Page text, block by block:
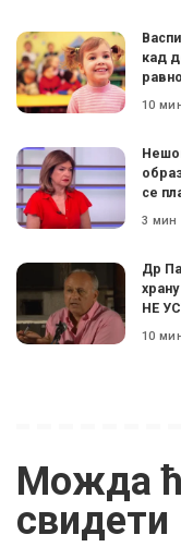
кад
10
се
3 мин
Др
НЕ
10
Можда
свидети